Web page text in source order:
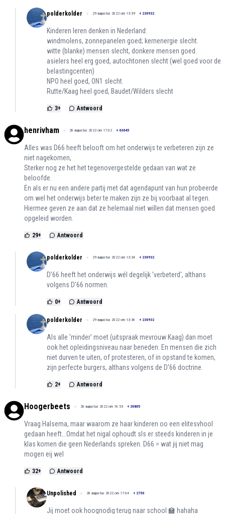
polderkolder 29 augustus 2022 om 13:39 + 230932
Kinderen leren denken in Nederland:
windmolens, zonnepanelen goed; kernenergie slecht.
witte (blanke) mensen slecht, donkere mensen goed.
asielers heel erg goed, autochtonen slecht (wel goed voor de
belastingcenten)
NPO heel goed, ON1 slecht.
Rutte/Kaag heel goed, Baudet/Wilders slecht
3+ Antwoord
henrivham 28 augustus 2022 om 17:02 + 63645
Alles was D66 heeft belooft om het onderwijs te verbeteren zijn ze
niet nagekomen,
Sterker nog ze het het tegenovergestelde gedaan van wat ze
beloofde.
En als er nu een andere partij met dat agendapunt van hun probeerde
om wel het onderwijs beter te maken zijn ze bij voorbaat al tegen.
Hiermee geven ze aan dat ze helemaal niet willen dat mensen goed
opgeleid worden.
29+ Antwoord
polderkolder 29 augustus 2022 om 13:34 + 230932
D'66 heeft het onderwijs wél degelijk 'verbeterd', althans
volgens D'66 normen.
0+ Antwoord
polderkolder 29 augustus 2022 om 13:36 + 230932
Als alle 'minder' moet (uitspraak mevrouw Kaag) dan moet
ook het opleidingsniveau naar beneden. En mensen die zich
niet durven te uiten, of protesteren, of in opstand te komen,
zijn perfecte burgers, althans volgens de D'66 doctrine.
2+ Antwoord
Hoogerbeets 28 augustus 2022 om 16:53 + 30805
Vraag Halsema, maar waarom ze haar kinderen oo een elitesvhool
gedaan heeft...Omdat het nigal ophoudt sls er steeds kinderen in je
klas komen die geen Nederlands spreken. D66 = wat jij niet mag
mogen eij wel
32+ Antwoord
Unpolished 28 augustus 2022 om 17:04 + 2750
Jij moet ook hoognodig terug naar school 🏫 hahaha